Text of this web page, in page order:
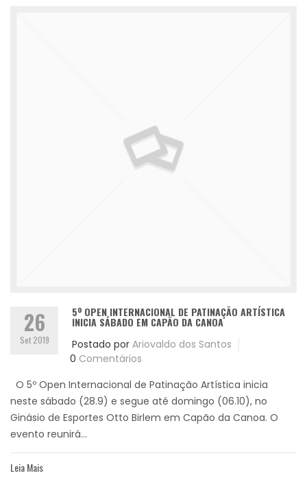
26
Set 2019
5º OPEN INTERNACIONAL DE PATINAÇÃO ARTÍSTICA
INICIA SÁBADO EM CAPÃO DA CANOA
Postado por Ariovaldo dos Santos
0 Comentários
O 5º Open Internacional de Patinação Artística inicia
neste sábado (28.9) e segue até domingo (06.10), no
Ginásio de Esportes Otto Birlem em Capão da Canoa. O
evento reunirá...
Leia Mais